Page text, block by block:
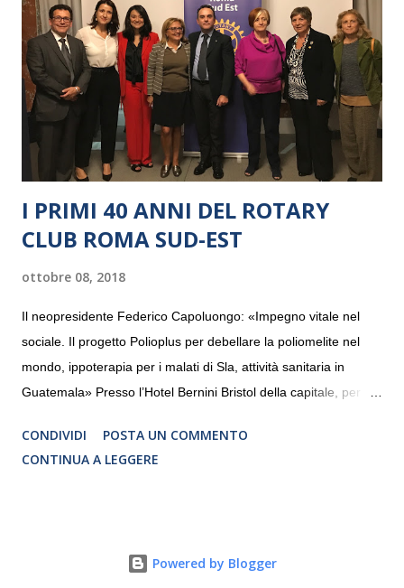
I PRIMI 40 ANNI DEL ROTARY
CLUB ROMA SUD-EST
ottobre 08, 2018
Il neopresidente Federico Capoluongo: «Impegno vitale nel
sociale. Il progetto Polioplus per debellare la poliomelite nel
mondo, ippoterapia per i malati di Sla, attività sanitaria in
Guatemala» Presso l’Hotel Bernini Bristol della capitale, per la
programmazione del Rotary Club Roma Sud-Est che festeggia
i quaranta anni di attività. Un’occasione per raccontare al
riguardano sia il territorio che le missioni all’estero in paesi in
CONDIVIDI
POSTA UN COMMENTO
CONTINUA A LEGGERE
Powered by Blogger